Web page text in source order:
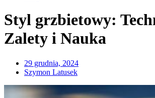
Styl grzbietowy:
Zalety i Nauka
29 grudnia, 2024
Szymon Latusek